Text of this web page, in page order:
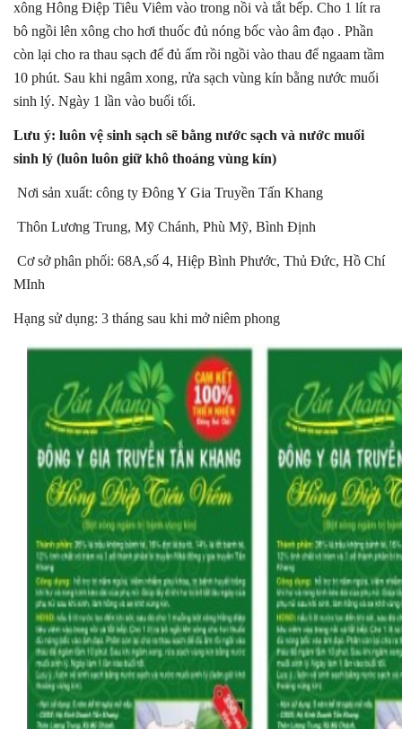
xông Hông Điệp Tiêu Viêm vào trong nồi và tắt bếp. Cho 1 lít ra
bô ngồi lên xông cho hơi thuốc đủ nóng bốc vào âm đạo . Phần
còn lại cho ra thau sạch để đủ ấm rồi ngồi vào thau để ngaam tầm
10 phút. Sau khi ngâm xong, rửa sạch vùng kín bằng nước muối
sinh lý. Ngày 1 lần vào buổi tối.
Lưu ý: luôn vệ sinh sạch sẽ bằng nước sạch và nước muối
sinh lý (luôn luôn giữ khô thoáng vùng kín)
Nơi sản xuất: công ty Đông Y Gia Truyền Tấn Khang
Thôn Lương Trung, Mỹ Chánh, Phù Mỹ, Bình Định
MInh
Hạng sử dụng: 3 tháng sau khi mở niêm phong